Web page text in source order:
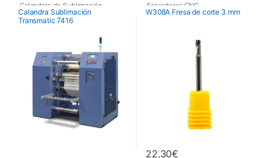
Calandras de Sublimación
Calandras de Sublimación
Calandra Sublimación
Transmatic 7416
Fresadoras CNC
W308A Fresa de corte 3 mm
22,30€